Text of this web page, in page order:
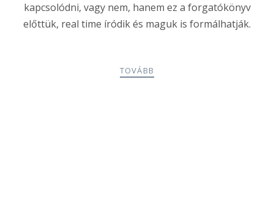
kapcsolódni, vagy nem, hanem ez a forgatókönyv
előttük, real time íródik és maguk is formálhatják.
TOVÁBB